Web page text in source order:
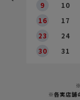
9
10
16
17
23
24
30
31
※各実店舗